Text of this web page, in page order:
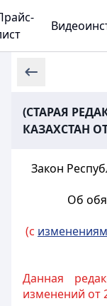
(СТАРАЯ
КАЗАХСТАН
Закон
Об
(с
Данная
изменений от